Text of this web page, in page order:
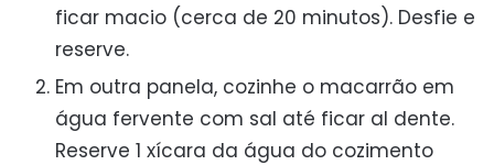
ficar macio (cerca de 20 minutos). Desfie e
reserve.
Em outra panela, cozinhe o macarrão em
água fervente com sal até ficar al dente.
Reserve 1 xícara da água do cozimento